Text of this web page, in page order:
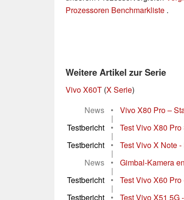
Prozessoren Benchmarkliste .
Weitere Artikel zur Serie
Vivo X60T (X Serie)
News
• Vivo X80 Pro –
|
Testbericht
• Test Vivo X80
|
Testbericht
• Test Vivo X Note
|
News
• Gimbal-Kamera
|
Testbericht
• Test Vivo X60
|
Testbericht
• Test Vivo X51 5G